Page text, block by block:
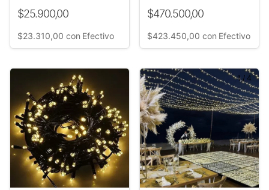
LUCES
$25.900,00
$23.310,00 con Efectivo
$470.500,00
$423.450,00 con Efectivo
1/ 4